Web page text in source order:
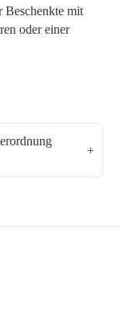
Beschenkte mit
oder einer